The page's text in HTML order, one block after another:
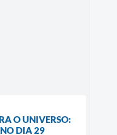
O UNIVERSO:
DIA 29